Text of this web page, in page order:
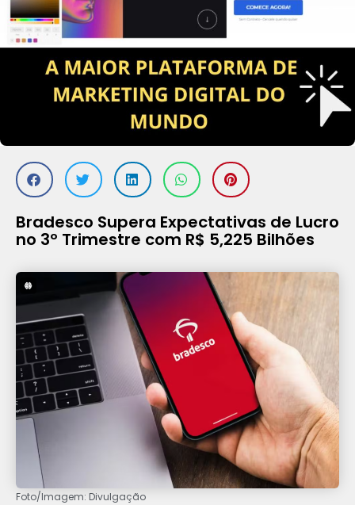
Bradesco Supera Expectativas de Lucro
no 3º Trimestre com R$ 5,225 Bilhões
Foto/Imagem: Divulgação